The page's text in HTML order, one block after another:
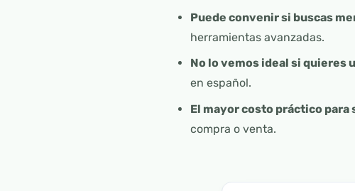
Puede convenir si buscas
herramientas avanzadas.
No lo vemos ideal si quieres
en español.
El mayor costo práctico
compra o venta.